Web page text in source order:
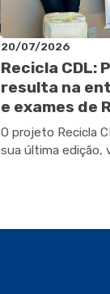
20/07/2026
Recicla CDL:
resulta na
e exames de
O projeto Recicla
sua última edição,